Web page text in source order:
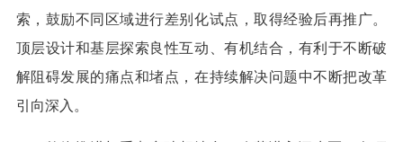
索，鼓励不同区域进行差别化试点，取得经验后再推广。
顶层设计和基层探索良性互动、有机结合，有利于不断破
解阻碍发展的痛点和堵点，在持续解决问题中不断把改革
引向深入。